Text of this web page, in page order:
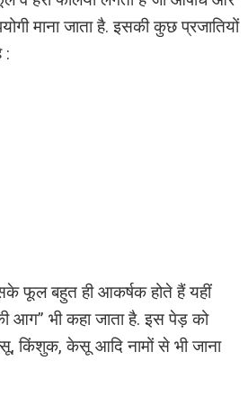
माना जाता है. इसकी कुछ प्रजातियों
:
फूल बहुत ही आकर्षक होते हैं यहीं
आग” भी कहा जाता है. इस पेड़ को
किंशुक, केसू आदि नामों से भी जाना